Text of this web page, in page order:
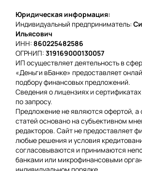
Юридическая информация:
Индивидуальный предприниматель:
Ильясович
ИНН: 860225482586
ОГРНИП: 319169000130057
ИП осуществляет деятельность в
«Деньги вБанке» предоставляет
подбору финансовых предложений.
Сведения о лицензиях и
по запросу.
Предложение не являются офертой, а
статей основано на субъективном
редакторов. Сайт не предоставляет
любые решения и условия
согласовываются и принимаются
банками или микрофинансовыми